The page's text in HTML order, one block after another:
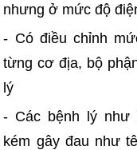
nhưng ở mức độ
- Có điều chỉnh
từng cơ địa, bộ
lý
- Các bệnh lý như
kém gây đau như